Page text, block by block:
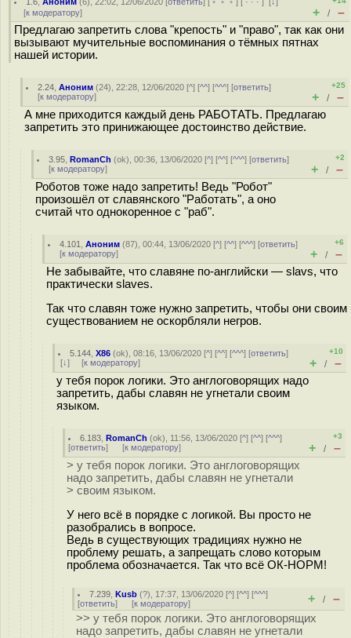
[к модератору] + / –
Предлагаю запретить слова "крепость" и "право", так как они
вызывают мучительные воспоминания о тёмных пятнах
нашей истории.
2.24 ,Аноним (24), 22:28, 12/06/2020 [^] [^^] [^^^] [ответить]
[к модератору]
+25
+ / –
А мне приходится каждый день РАБОТАТЬ. Предлагаю
запретить это принижающее достоинство действие.
3.95 ,RomanCh (ok), 00:36, 13/06/2020 [^] [^^] [^^^] [ответить]
[к модератору]
+2
+ / –
Роботов тоже надо запретить! Ведь "Робот"
произошёл от славянского "Работать", а оно
считай что однокоренное с "раб".
4.101 ,Аноним (87), 00:44, 13/06/2020 [^] [^^] [^^^] [ответить]
[к модератору]
+6
+ / –
Не забывайте, что славяне по-английски — slavs, что
практически slaves.
Так что славян тоже нужно запретить, чтобы они своим
существованием не оскорбляли негров.
5.144 ,X86 (ok), 08:16, 13/06/2020 [^] [^^] [^^^] [ответить]
[↓] [к модератору]
+10
+ / –
у тебя порок логики. Это англоговорящих надо
запретить, дабы славян не угнетали своим
языком.
6.183 ,RomanCh (ok), 11:56, 13/06/2020 [^] [^^] [^^^]
[ответить] [к модератору]
+3
+ / –
> у тебя порок логики. Это англоговорящих
надо запретить, дабы славян не угнетали
> своим языком.
У него всё в порядке с логикой. Вы просто не
разобрались в вопросе.
Ведь в существующих традициях нужно не
проблему решать, а запрещать слово которым
проблема обозначается. Так что всё ОК-НОРМ!
7.239 ,Kusb (?), 17:37, 13/06/2020 [^] [^^] [^^^]
[ответить] [к модератору] + / –
>> у тебя порок логики. Это англоговорящих
надо запретить, дабы славян не угнетали